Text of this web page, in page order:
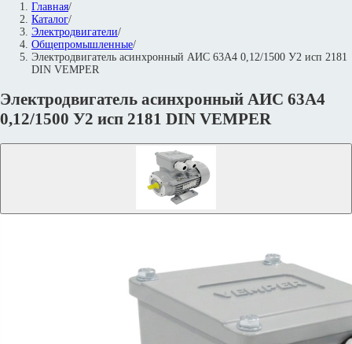
Главная/
Каталог/
Электродвигатели/
Общепромышленные/
Электродвигатель асинхронный АИС 63А4 0,12/1500 У2 исп 2181
DIN VEMPER
Электродвигатель асинхронный АИС 63А4
0,12/1500 У2 исп 2181 DIN VEMPER